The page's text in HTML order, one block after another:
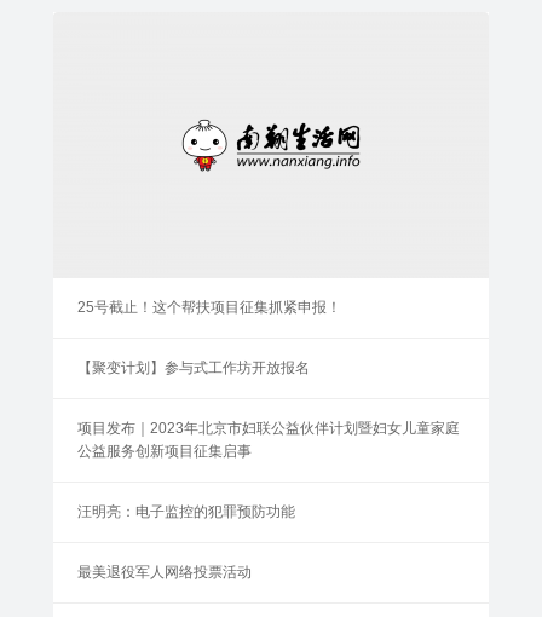
25号截止！这个帮扶项目征集抓紧申报！
【聚变计划】参与式工作坊开放报名
项目发布｜2023年北京市妇联公益伙伴计划暨妇女儿童家庭
公益服务创新项目征集启事
汪明亮：电子监控的犯罪预防功能
最美退役军人网络投票活动